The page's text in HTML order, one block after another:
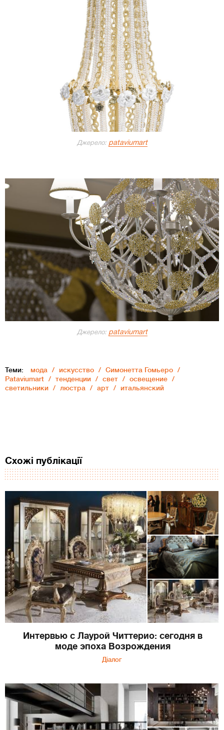
Джерело: pataviumart
Джерело: pataviumart
Теми: мода искусство
Cимонетта Гомьеро
Pataviumart
тенденции свет
освещение
светильники
люстра арт итальянский
Схожі публікації
Интервью с Лаурой Читтерио: сегодня в
моде эпоха Возрождения
Діалог